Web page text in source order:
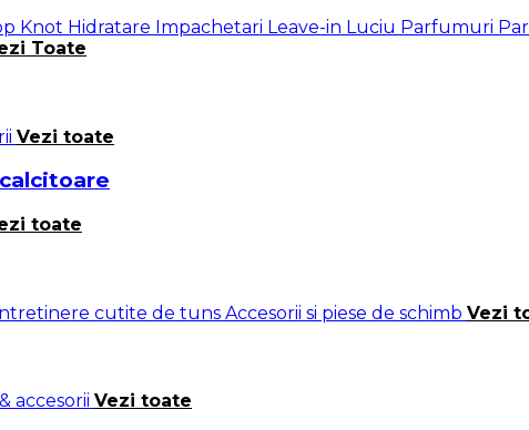
Knot Hidratare Impachetari Leave-in Luciu Parfumuri
Toate
Vezi toate
toate
cutite de tuns Accesorii si piese de schimb Vezi
accesorii Vezi toate